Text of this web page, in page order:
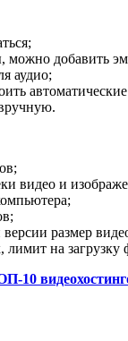
можно добавить
аудио;
видео и
размер
лимит на загрузку
10